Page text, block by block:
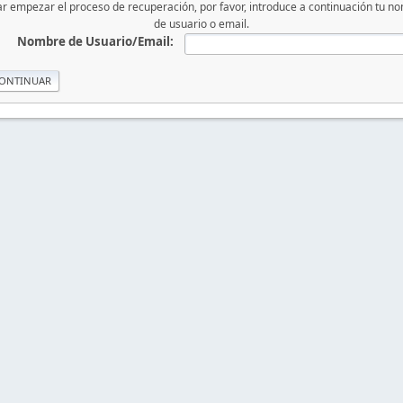
empezar el proceso de recuperación, por favor, introduce a continuación tu
de usuario o email.
Nombre de Usuario/Email: